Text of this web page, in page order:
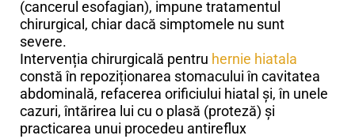
(cancerul esofagian), impune tratamentul
chirurgical, chiar dacă simptomele nu sunt
severe.
Intervenția chirurgicală pentru hernie hiatala
constă în repoziționarea stomacului în cavitatea
abdominală, refacerea orificiului hiatal și, în unele
cazuri, întărirea lui cu o plasă (proteză) și
practicarea unui procedeu antireflux